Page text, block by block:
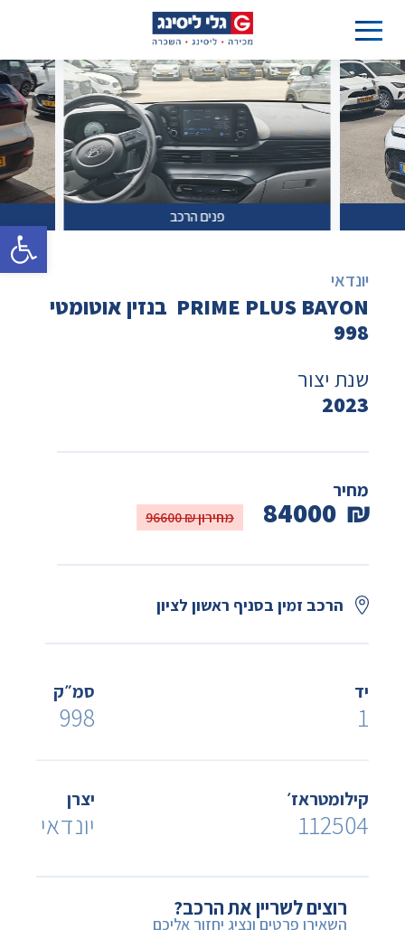
פתח
יונדאי
PRIME PLUS BAYON בנזין אוטומטי
998
שנת יצור
2023
מחיר
₪ מחירון ₪ 96600
הרכב זמין בסניף ראשון לציון
יד
1
סמ״ק
998
קילומטראז׳
112504
יצרן
יונדאי
פנים הרכב
רוצים לשריין את הרכב?
השאירו פרטים ונציג יחזור אליכם